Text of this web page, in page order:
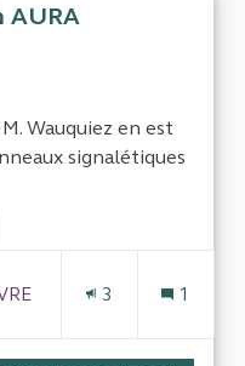
AURA
Wauquiez en est
signalétiques
: CRC Auvergne Rhône-
3 1